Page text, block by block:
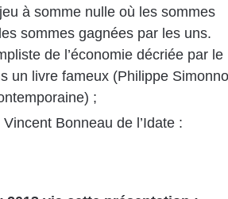
à somme nulle où les sommes
sommes gagnées par les uns.
de l’économie décriée par le
un livre fameux (Philippe
) ;
Bonneau de l’Idate: